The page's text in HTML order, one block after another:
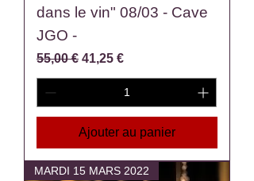
dans le vin" 08/03 - Cave
JGO -
Prix original
55,00 € Prix promotionnel
41,25 €
Ajouter au panier
MARDI 15 MARS 2022